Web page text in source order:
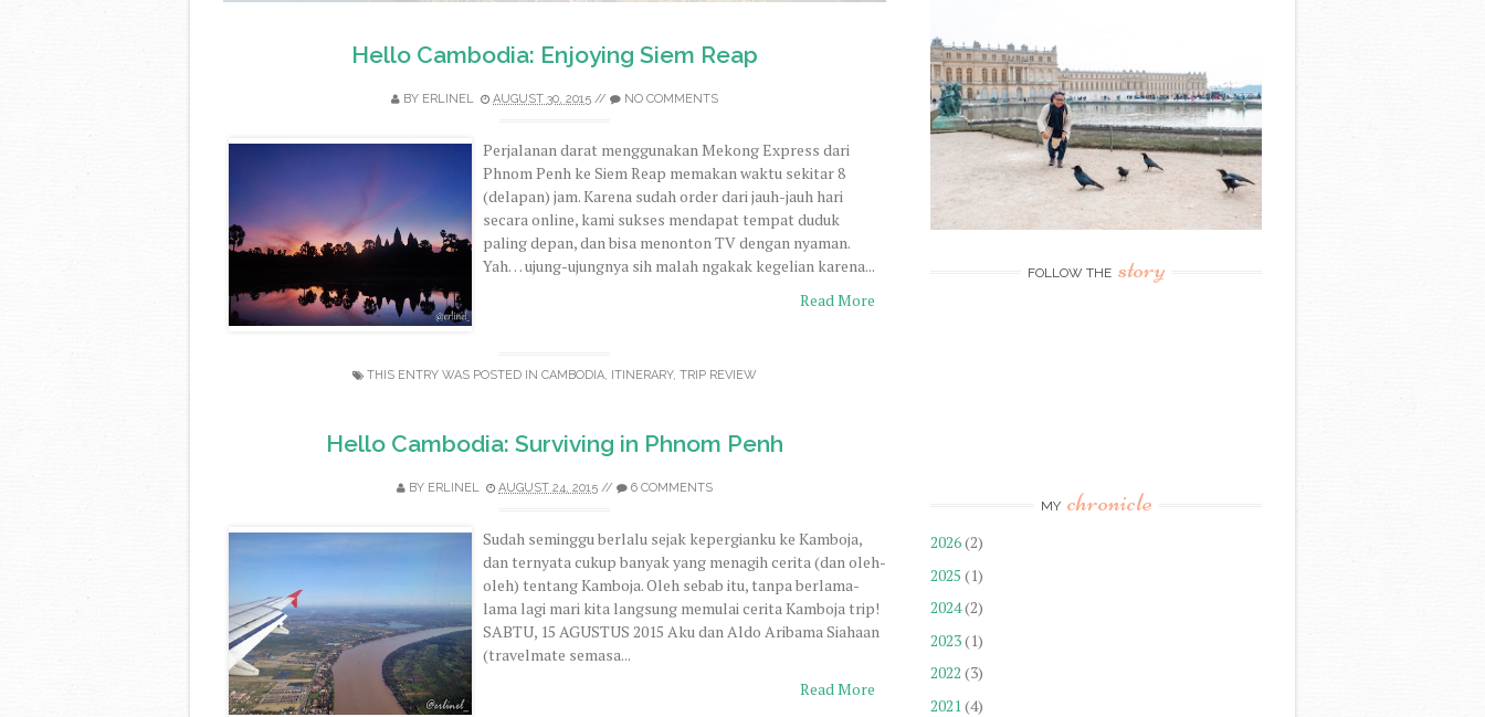
Hello Cambodia: Enjoying Siem Reap
BY ERLINEL AUGUST 30, 2015 // NO COMMENTS
Perjalanan darat menggunakan Mekong Express dari
Phnom Penh ke Siem Reap memakan waktu sekitar 8
(delapan) jam. Karena sudah order dari jauh-jauh hari
secara online, kami sukses mendapat tempat duduk
paling depan, dan bisa menonton TV dengan nyaman.
Yah… ujung-ujungnya sih malah ngakak kegelian karena...
Read More
THIS ENTRY WAS POSTED IN CAMBODIA, ITINERARY, TRIP REVIEW
Hello Cambodia: Surviving in Phnom Penh
BY ERLINEL AUGUST 24, 2015 // 6 COMMENTS
Sudah seminggu berlalu sejak kepergianku ke Kamboja,
dan ternyata cukup banyak yang menagih cerita (dan oleh-
oleh) tentang Kamboja. Oleh sebab itu, tanpa berlama-
lama lagi mari kita langsung memulai cerita Kamboja trip!
SABTU, 15 AGUSTUS 2015 Aku dan Aldo Aribama Siahaan
(travelmate semasa...
Read More
FOLLOW THE story
MY chronicle
2026(2)
2025 (1)
2024(2)
2023(1)
2022 (3)
2021 (4)